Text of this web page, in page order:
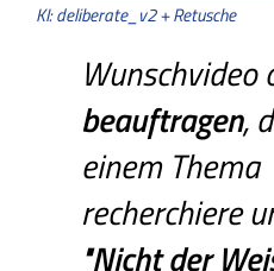
KI: deliberate_v2 + Retusche
beauftragen,
einem Thema
recherchiere
"Nichtder